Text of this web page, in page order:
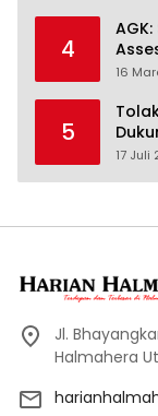
4
16
5
17 Juli
Jl.
Halmahera